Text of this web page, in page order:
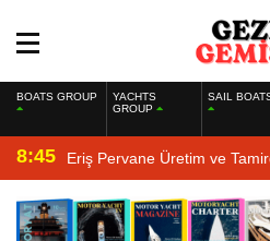
BOATS GROUP
YACHTS
GROUP
SAIL
8:45 Eriş Pervane Üretim ve